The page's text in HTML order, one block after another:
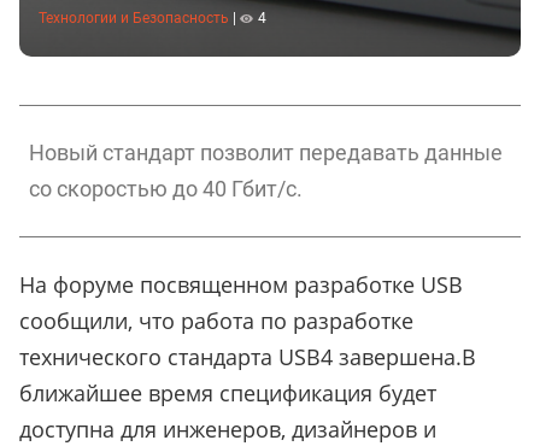
Технологии и Безопасность
4
Новый стандарт позволит передавать данные
со скоростью до 40 Гбит/c.
На форуме посвященном разработке USB
сообщили, что работа по разработке
технического стандарта USB4 завершена.В
ближайшее время спецификация будет
доступна для инженеров, дизайнеров и